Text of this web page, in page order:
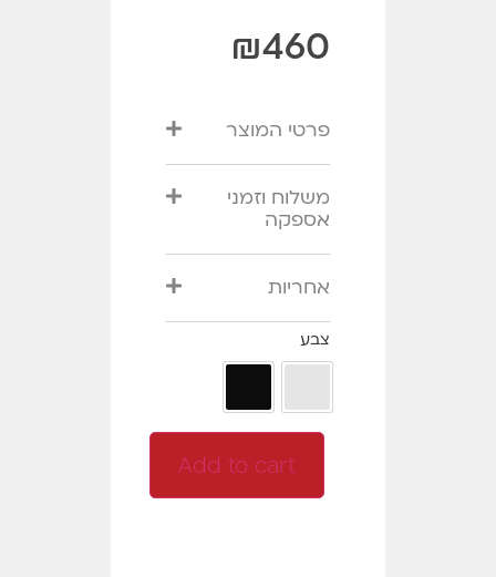
₪460
פרטי המוצר
משלוח וזמני
אספקה
אחריות
צבע
Add to cart